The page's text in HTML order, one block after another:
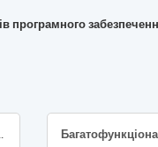
програмного
Epson EcoTank L3250 (або еквівалент))